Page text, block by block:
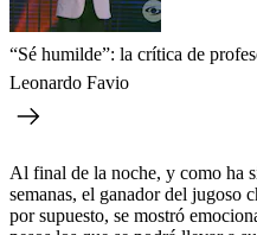
“Sé humilde”: la crítica de
Leonardo Favio
Al final de la noche, y como ha
semanas, el ganador del jugoso
por supuesto, se mostró